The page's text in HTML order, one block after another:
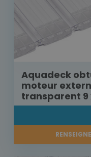
Aquadeck
moteur
transparent 9